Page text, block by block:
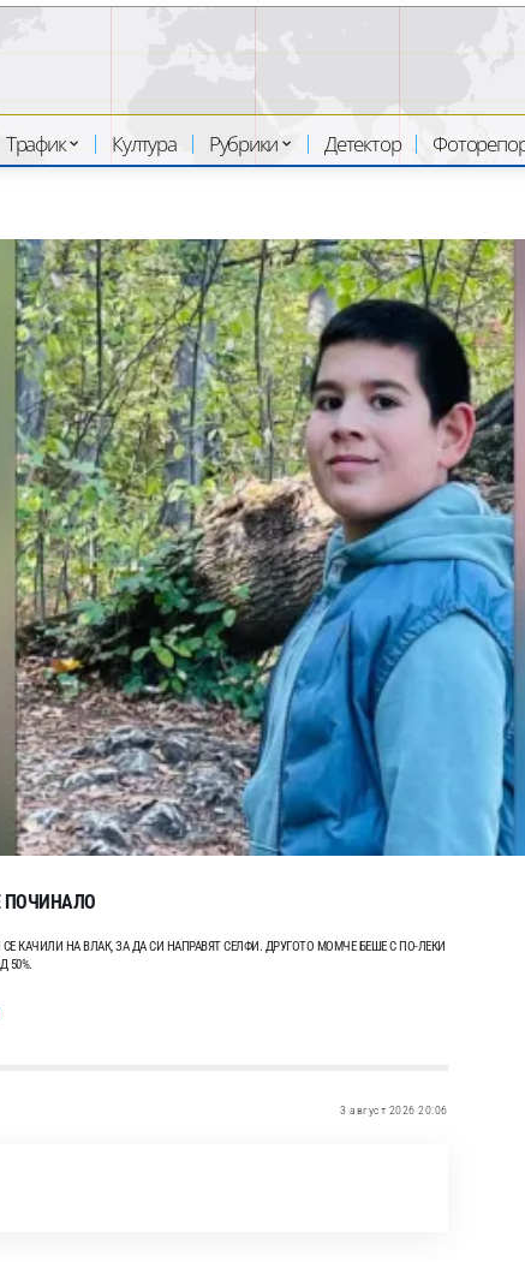
Трафик Култура Рубрики Детектор
ПОЧИНАЛО
КАЧИЛИ НА ВЛАК, ЗА ДА СИ НАПРАВЯТ СЕЛФИ. ДРУГОТО МОМЧЕ БЕШЕ С ПО-ЛЕКИ
50%.
3 август 2026 20:06